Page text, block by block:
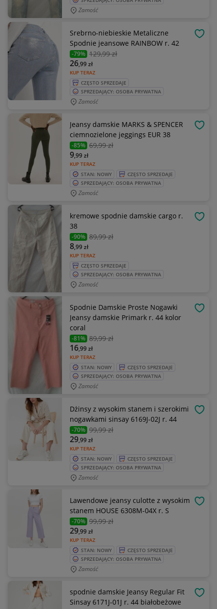
Zamość
Srebrno-niebieskie Metaliczne
Spodnie jeansowe RAINBOW r. 42
-79% 129,99 zł
KUP TERAZ
26,99zł
CZĘSTO SPRZEDAJE
SPRZEDAJĄCY: OSOBA PRYWATNA
Zamość
Jeansy damskie MARKS & SPENCER
ciemnozielone jeggings EUR 38
-85% 69,99 zł
KUP TERAZ
9,99zł
STAN: NOWY
CZĘSTO SPRZEDAJE
SPRZEDAJĄCY: OSOBA PRYWATNA
Zamość
kremowe spodnie damskie cargo r.
38
-90% 89,99 zł
KUP TERAZ
8,99zł
CZĘSTO SPRZEDAJE
SPRZEDAJĄCY: OSOBA PRYWATNA
Zamość
Spodnie Damskie Proste Nogawki
Jeansy damskie Primark r. 44 kolor
coral
-81% 89,99 zł
KUP TERAZ
16,99zł
STAN: NOWY
CZĘSTO SPRZEDAJE
SPRZEDAJĄCY: OSOBA PRYWATNA
Zamość
Dżinsy z wysokim stanem i szerokimi
nogawkami sinsay 6169J-02J r. 44
-70% 99,99 zł
KUP TERAZ
29,99zł
STAN: NOWY
CZĘSTO SPRZEDAJE
SPRZEDAJĄCY: OSOBA PRYWATNA
Zamość
Lawendowe jeansy culotte z wysokim
stanem HOUSE 6308M-04X r. S
-70% 99,99 zł
KUP TERAZ
29,99zł
STAN: NOWY
CZĘSTO SPRZEDAJE
SPRZEDAJĄCY: OSOBA PRYWATNA
Zamość
spodnie damskie Jeansy Regular Fit
Sinsay 6171J-01J r. 44 białobeżowe